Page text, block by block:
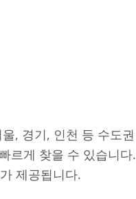
, 경기, 인천 등 수도권
르게 찾을 수 있습니다.
제공됩니다.